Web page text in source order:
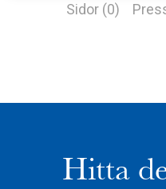
Sidor (0)
Hitta